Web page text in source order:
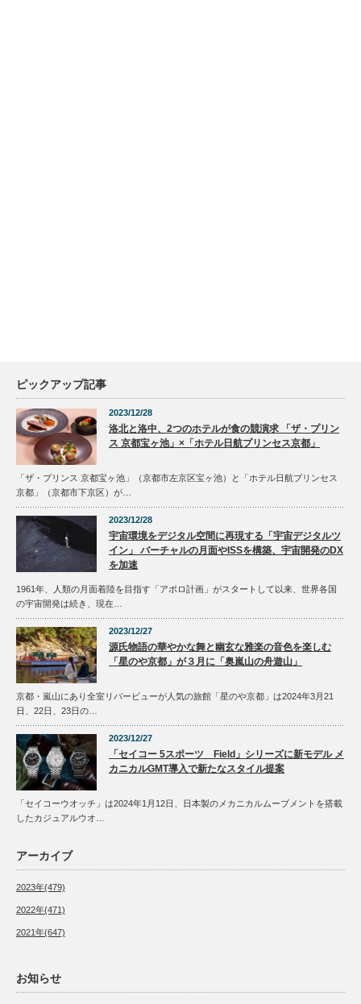
ピックアップ記事
2023/12/28
洛北と洛中、2つのホテルが食の競演求 「ザ・プリン
ス 京都宝ヶ池」×「ホテル日航プリンセス京都」
「ザ・プリンス 京都宝ヶ池」（京都市左京区宝ヶ池）と「ホテル日航プリンセス
京都」（京都市下京区）が…
2023/12/28
宇宙環境をデジタル空間に再現する「宇宙デジタルツ
イン」 バーチャルの月面やISSを構築、宇宙開発のDX
を加速
1961年、人類の月面着陸を目指す「アポロ計画」がスタートして以来、世界各国
の宇宙開発は続き、現在…
2023/12/27
源氏物語の華やかな舞と幽玄な雅楽の音色を楽しむ
「星のや京都」が３月に「奥嵐山の舟遊山」
京都・嵐山にあり全室リバービューが人気の旅館「星のや京都」は2024年3月21
日、22日、23日の…
2023/12/27
「セイコー 5スポーツ Field」シリーズに新モデル メ
カニカルGMT導入で新たなスタイル提案
「セイコーウオッチ」は2024年1月12日、日本製のメカニカルムーブメントを搭載
したカジュアルウオ…
アーカイブ
2023年(479)
2022年(471)
2021年(647)
お知らせ